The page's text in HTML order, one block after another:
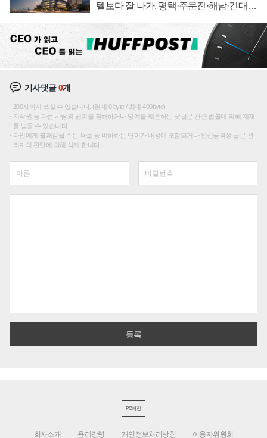
텔보다 잘 나가, 평택·주문진·해남·건대로
기사댓글0개
200자까지 쓰실 수 있습니다. (현재 0 byte / 최대 400byte)
저작권 등 다른 사람의 권리를 침해하거나 명예를 훼손하는 댓글은 관련 법률에 의해 제재
를 받을 수 있습니다.
타인에게 불쾌감을 주는 욕설 등 비하하는 단어가 내용에 포함되거나 인신공격성 글은 관
리자의 판단에 의해 삭제 합니다.
PC버전
회사소개 윤리강령 개인정보처리방침 이용자위원회